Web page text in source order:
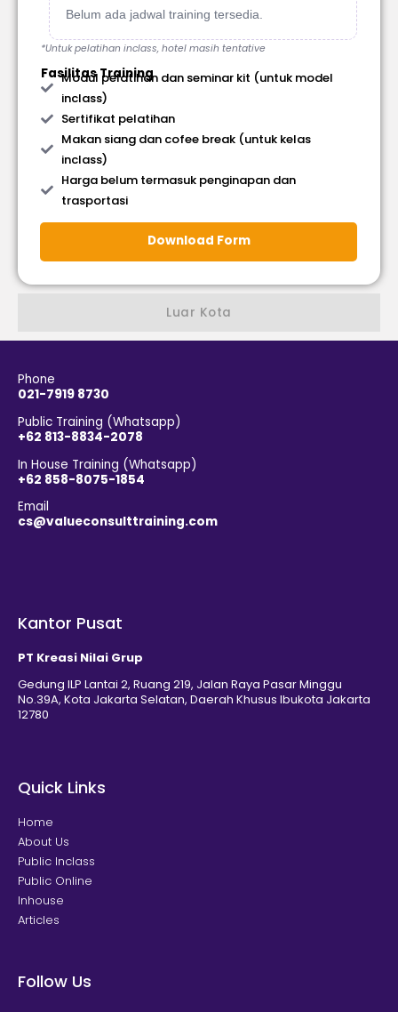
Luar Kota
Belum ada jadwal training tersedia.
*Untuk pelatihan inclass, hotel masih tentative
Fasilitas Training
Modul pelatihan dan seminar kit (untuk model
inclass)
Sertifikat pelatihan
Makan siang dan cofee break (untuk kelas
inclass)
Harga belum termasuk penginapan dan
trasportasi
Download Form
Phone
021-7919 8730
Public Training (Whatsapp)
+62 813-8834-2078
In House Training (Whatsapp)
+62 858-8075-1854
Email
cs@valueconsulttraining.com
Kantor Pusat
PT Kreasi Nilai Grup
Gedung ILP Lantai 2, Ruang 219, Jalan Raya Pasar Minggu
No.39A, Kota Jakarta Selatan, Daerah Khusus Ibukota Jakarta
12780
Quick Links
Home
About Us
Public Inclass
Public Online
Inhouse
Articles
Follow Us